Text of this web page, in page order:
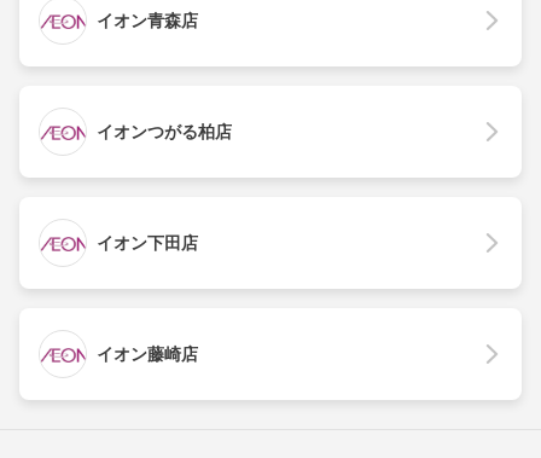
イオン青森店
イオンつがる柏店
イオン下田店
イオン藤崎店